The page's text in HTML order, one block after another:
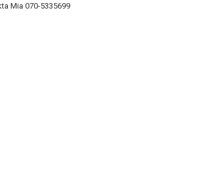
Mia 070-5335699